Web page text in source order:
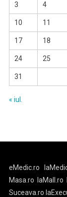
3 4
10 11
17 18
24 25
31
« iul.
eMedic.ro
Masa.ro
laMall.ro
Suceava.ro